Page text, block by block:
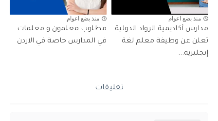
منذ بضع اعوام
مدارس أكاديمية الرواد الدولية
تعلن عن وظيفة معلم لغة
إنجليزية...
منذ بضع اعوام
مطلوب معلمون و معلمات
في المدارس خاصة في الاردن
تعليقات